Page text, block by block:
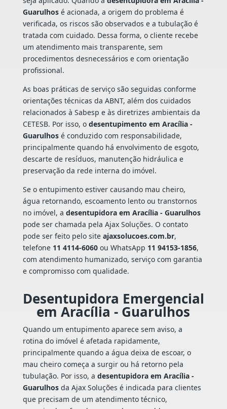
Guarulhosé acionada, a origem do problema é
verificada, os riscos são observados e a tubulação é
tratada com cuidado. Dessa forma, o cliente recebe
um atendimento mais transparente, sem
procedimentos desnecessários e com orientação
profissional.
As boas práticas de serviço são seguidas conforme
orientações técnicas da ABNT, além dos cuidados
relacionados à Sabesp e às diretrizes ambientais da
CETESB. Por isso, o desentupimento em Aracília -
Guarulhosé conduzido com responsabilidade,
principalmente quando há envolvimento de esgoto,
descarte de resíduos, manutenção hidráulica e
preservação da rede interna do imóvel.
Se o entupimento estiver causando mau cheiro,
água retornando, escoamento lento ou transtornos
no imóvel, a desentupidora em Aracília - Guarulhos
pode ser chamada pela Ajax Soluções. O contato
pode ser feito pelo site ajaxsolucoes.com.br,
telefone 11 4114-6060ou WhatsApp 11 94153-1856,
com atendimento humanizado, serviço com garantia
e compromisso com qualidade.
Desentupidora Emergencial
em Aracília - Guarulhos
Quando um entupimento aparece sem aviso, a
rotina do imóvel é afetada rapidamente,
principalmente quando a água deixa de escoar, o
mau cheiro começa a surgir ou há retorno pela
tubulação. Por isso, a desentupidora em Aracília -
Guarulhosda Ajax Soluções é indicada para clientes
que precisam de um atendimento técnico,